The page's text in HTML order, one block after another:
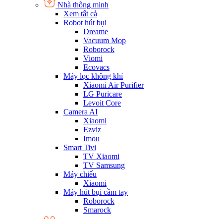
Nhà thông minh
Xem tất cả
Robot hút bụi
Dreame
Vacuum Mop
Roborock
Viomi
Ecovacs
Máy lọc không khí
Xiaomi Air Purifier
LG Puricare
Levoit Core
Camera AI
Xiaomi
Ezviz
Imou
Smart Tivi
TV Xiaomi
TV Samsung
Máy chiếu
Xiaomi
Máy hút bụi cầm tay
Roborock
Smarock